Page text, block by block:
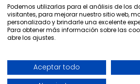
© 2025 La Huella Gourmet | Diseño
Podemos utilizarlas para el análisis de los
visitantes, para mejorar nuestro sitio web,
personalizado y brindarle una excelente
Para obtener más información sobre las
abre los ajustes.
Aceptar todo